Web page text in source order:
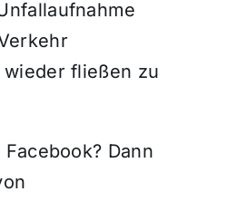
fließen zu
Dann